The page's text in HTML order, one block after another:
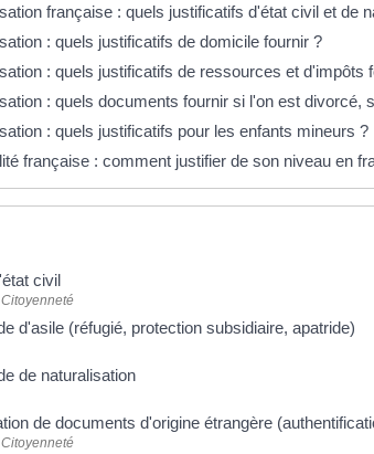
française : quels justificatifs d'état civil et de
: quels justificatifs de domicile fournir ?
: quels justificatifs de ressources et d'impôts
: quels documents fournir si l'on est divorcé,
: quels justificatifs pour les enfants mineurs ?
française : comment justifier de son niveau en
civil
d'asile (réfugié, protection subsidiaire, apatride)
de naturalisation
de documents d'origine étrangère